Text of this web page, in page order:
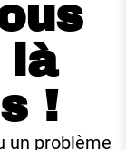
là
!
un problème